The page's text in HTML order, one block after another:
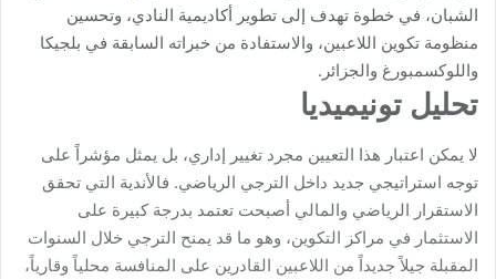
الشبان، في خطوة تهدف إلى تطوير أكاديمية النادي، وتحسين
منظومة تكوين اللاعبين، والاستفادة من خبراته السابقة في بلجيكا
واللوكسمبورغ والجزائر.
تحليل تونيميديا
لا يمكن اعتبار هذا التعيين مجرد تغيير إداري، بل يمثل مؤشراً على
توجه استراتيجي جديد داخل الترجي الرياضي. فالأندية التي تحقق
الاستقرار الرياضي والمالي أصبحت تعتمد بدرجة كبيرة على
الاستثمار في مراكز التكوين، وهو ما قد يمنح الترجي خلال السنوات
المقبلة جيلاً جديداً من اللاعبين القادرين على المنافسة محلياً وقارياً،